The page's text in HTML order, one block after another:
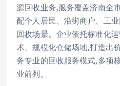
源回收业务,服务覆盖济南全
配个人居民、沿街商户、工
回收场景。企业依托标准化
术、规模化仓储场地,打造出
务专业的回收服务模式,多项
业前列。